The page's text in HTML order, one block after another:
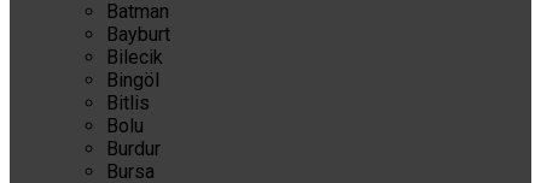
Batman
Bayburt
Bilecik
Bingöl
Bitlis
Bolu
Burdur
Bursa